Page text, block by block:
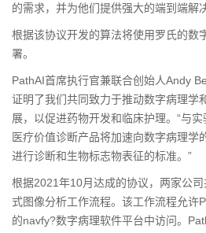
的需求，并为他们提供强大的端到端解
根据该协议开发的算法将使用罗氏的数
署。
PathAI首席执行官兼联合创始人Andy
证明了我们共同致力于推动数字病理学
展，以促进药物开发和临床护理。“与
医疗价值诊断产品将加速向数字病理学
进行诊断和生物标志物表征的标准。”
根据2021年10月达成的协议，两家公
式图像分析工作流程。该工作流程允许
的navfy?数字病理软件平台中访问。